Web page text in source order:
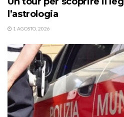
l’astrologia
1 AGOSTO, 2026